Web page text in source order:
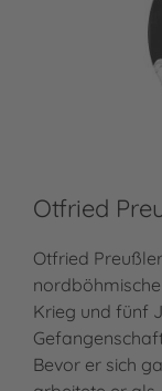
Otfried
Otfried
Krieg und fünf
Bevor er sich